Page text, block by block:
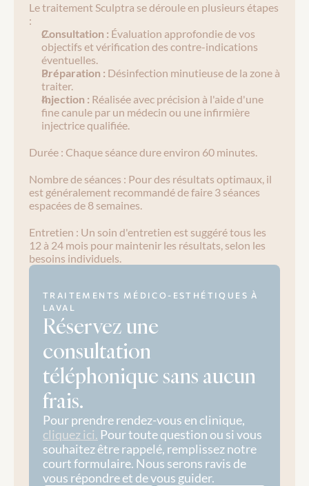
Le traitement Sculptra se déroule en plusieurs étapes
:
Consultation : Évaluation approfondie de vos
objectifs et vérification des contre-indications
éventuelles.
Préparation : Désinfection minutieuse de la zone à
traiter.
Injection : Réalisée avec précision à l'aide d'une
fine canule par un médecin ou une infirmière
injectrice qualifiée.
Durée : Chaque séance dure environ 60 minutes.
Nombre de séances : Pour des résultats optimaux, il
est généralement recommandé de faire 3 séances
espacées de 8 semaines.
Entretien : Un soin d'entretien est suggéré tous les
12 à 24 mois pour maintenir les résultats, selon les
besoins individuels.
TRAITEMENTS MÉDICO-ESTHÉTIQUES À
LAVAL
Réservez une
consultation
téléphonique sans aucun
frais.
cliquez ici. Pour toute question ou si vous
souhaitez être rappelé, remplissez notre
court formulaire. Nous serons ravis de
vous répondre et de vous guider.